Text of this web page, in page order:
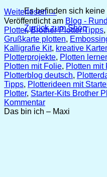
Es befinden sich
Zurück zum Shop
Weiterlesen→
Veröffentlicht am Blog -
Plotter,Brother Plotter Tipps,
Grußkarte plotten,
Kalligrafie Kit, kreative
Plotterprojekte, Plotten
Plotten mit Folie, Plotten mit
Plotterblog deutsch,
Tipps, Plotterideen mit
Plotter, Starter-Kits Brother
Kommentar
Das bin ich – Maxi